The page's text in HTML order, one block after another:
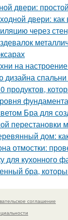
двери:
двери:
через
на
дизайна
продуктов,
Бра для
перестановки
дом:
отмостки:
для кухонного
бра,
соглашение